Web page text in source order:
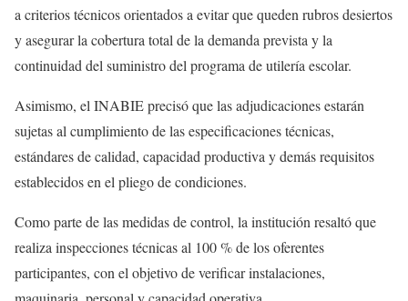
a criterios técnicos orientados a evitar que queden rubros desiertos
y asegurar la cobertura total de la demanda prevista y la
continuidad del suministro del programa de utilería escolar.
Asimismo, el INABIE precisó que las adjudicaciones estarán
sujetas al cumplimiento de las especificaciones técnicas,
estándares de calidad, capacidad productiva y demás requisitos
establecidos en el pliego de condiciones.
Como parte de las medidas de control, la institución resaltó que
realiza inspecciones técnicas al 100 % de los oferentes
participantes, con el objetivo de verificar instalaciones,